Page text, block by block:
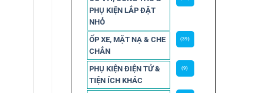
PHỤ KIỆN LẮP ĐẶT
NHỎ
ỐP XE, MẶT NẠ & CHE
CHẮN
(39)
PHỤ KIỆN ĐIỆN TỬ &
TIỆN ÍCH KHÁC
(9)